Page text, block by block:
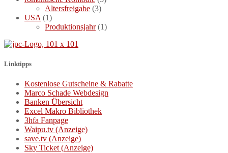
Altersfreigabe (3)
USA (1)
Produktionsjahr(1)
Linktipps
Kostenlose Gutscheine & Rabatte
Marco Schade Webdesign
Banken Übersicht
Excel Makro Bibliothek
3hfa Fanpage
Waipu.tv (Anzeige)
save.tv (Anzeige)
Sky Ticket (Anzeige)